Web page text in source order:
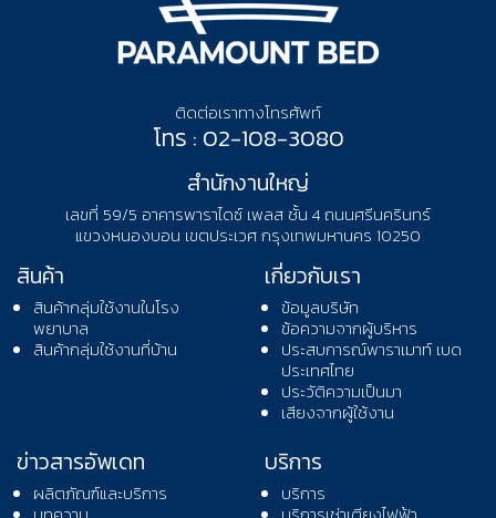
ติดต่อเราทางโทรศัพท์
โทร : 02-108-3080
สำนักงานใหญ่
เลขที่ 59/5 อาคารพาราไดซ์ เพลส ชั้น 4 ถนนศรีนครินทร์
แขวงหนองบอน เขตประเวศ กรุงเทพมหานคร 10250
สินค้า
สินค้ากลุ่มใช้งานในโรง
พยาบาล
สินค้ากลุ่มใช้งานที่บ้าน
เกี่ยวกับเรา
ข้อมูลบริษัท
ข้อความจากผู้บริหาร
ประสบการณ์พาราเมาท์ เบด
ประเทศไทย
ประวัติความเป็นมา
เสียงจากผู้ใช้งาน
ข่าวสารอัพเดท
ผลิตภัณฑ์และบริการ
บริการ
บริการ